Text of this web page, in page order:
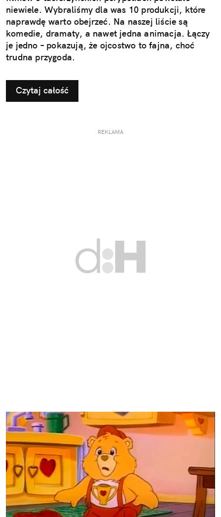
niewiele. Wybraliśmy dla was 10 produkcji, które
naprawdę warto obejrzeć. Na naszej liście są
komedie, dramaty, a nawet jedna animacja. Łączy
je jedno – pokazują, że ojcostwo to fajna, choć
trudna przygoda.
Czytaj całość
REKLAMA